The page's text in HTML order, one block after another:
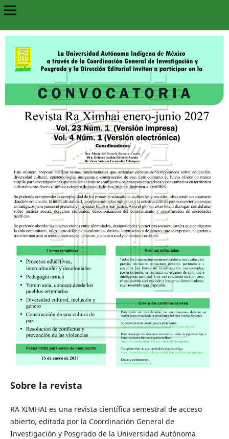
Sobre la revista
RA XIMHAI es una revista científica semestral de acceso
abierto, editada por la Coordinación General de
Investigación y Posgrado de la Universidad Autónoma